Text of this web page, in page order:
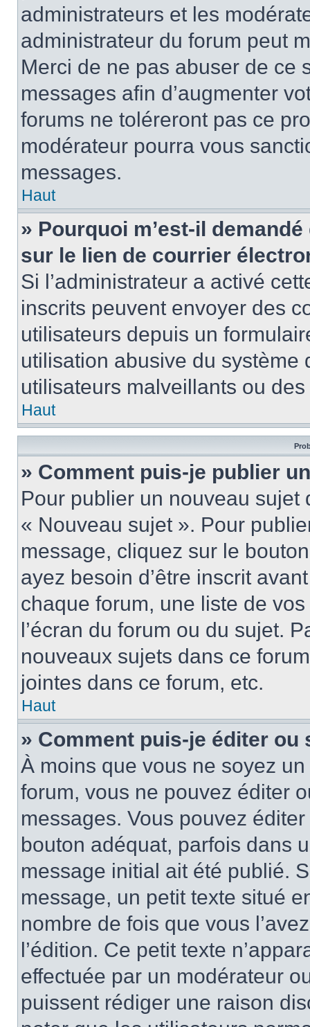
administrateurs et les
administrateur du forum peut
Merci de ne pas abuser de ce
messages afin d’augmenter
forums ne toléreront pas ce
modérateur pourra vous
messages.
Haut
» Pourquoi m’est-il
sur le lien de courrier
Si l’administrateur a activé
inscrits peuvent envoyer des
utilisateurs depuis un
utilisation abusive du
utilisateurs malveillants ou
Haut
» Comment puis-je publier
Pour publier un nouveau
« Nouveau sujet ». Pour
message, cliquez sur le
ayez besoin d’être inscrit
chaque forum, une liste de
l’écran du forum ou du sujet.
nouveaux sujets dans ce
jointes dans ce forum, etc.
Haut
» Comment puis-je éditer
À moins que vous ne soyez
forum, vous ne pouvez éditer
messages. Vous pouvez
bouton adéquat, parfois dans
message initial ait été publié.
message, un petit texte situé
nombre de fois que vous
l’édition. Ce petit texte
effectuée par un modérateur
puissent rédiger une raison